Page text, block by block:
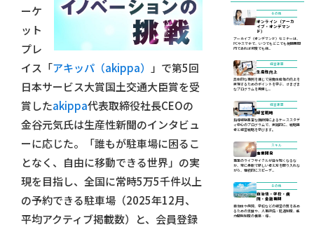
ーケ
ット
プレ
イス「アキッパ（akippa）
」で第5回
日本サービス大賞国土交通大臣賞を受
賞したakippa代表取締役社長CEOの
金谷元気氏は生産性新聞のインタビュ
ーに応じた。「誰もが駐車場に困るこ
となく、自由に移動できる世界」の実
現を目指し、全国に常時5万5千件以上
の予約できる駐車場（2025年12月、
平均アクティブ掲載数）と、会員登録
その他
オンライン（アーカ
イブ・オンデマン
ド）
アーカイブ（オンデマンド）セミナーは、
PCやスマホで、いつでもどこでも視聴期間
内であれば何度でも繰...
経営課題
生産性向上
具体的な事例を通じて労働生産性の向上を
実現するためのポイントを学ぶ、さまざま
なプログラムを用意し...
経営課題
経営戦略
指導経験豊富な講師陣によるケーススタデ
ィ中心のプログラムで、実践的に、戦略思
考と経営戦略を学びます。
スキル
事業開発
事業のライフサイクルが日々短くなるな
か、常に柔軟で新しい考え方を取り入れな
がら、継続的にスピーデ...
その他
自治体・学校・病
院・金融機関
自治体や病院、学校などの経営の質を高め
るための支援や、人事評価・処遇制度、能
力開発制度の構築・導...